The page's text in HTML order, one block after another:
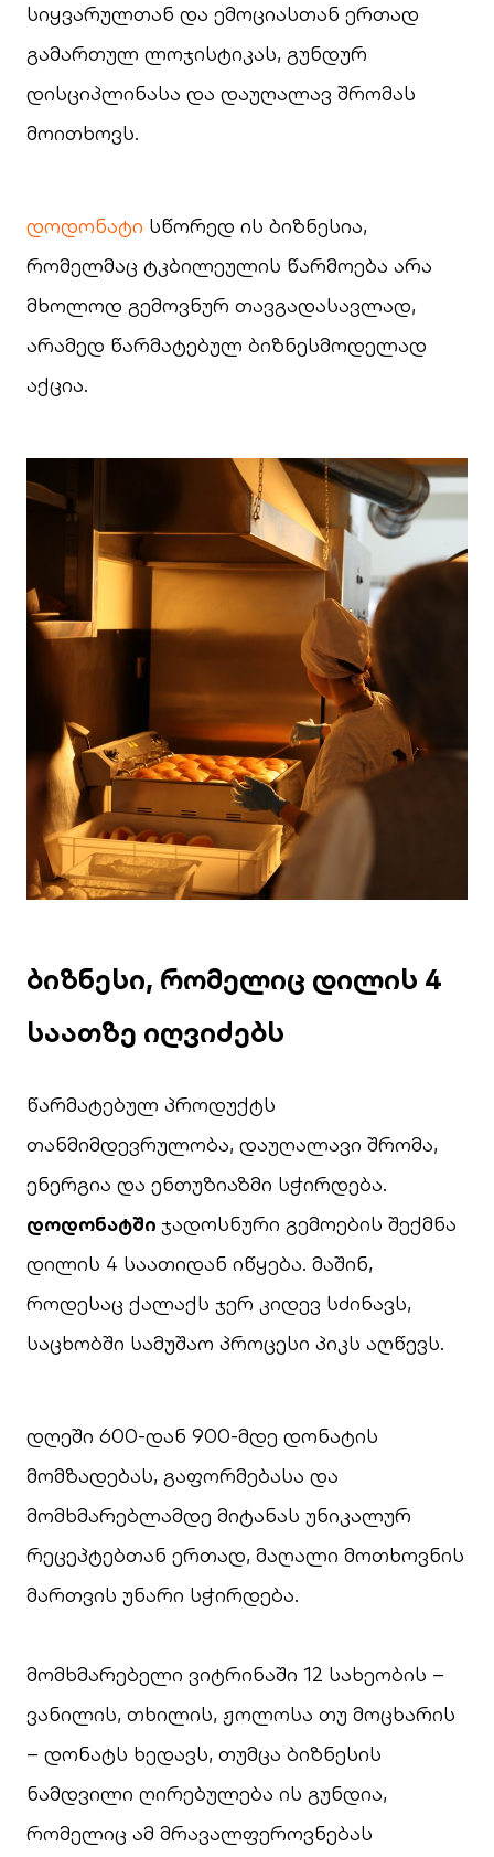
სიყვარულთან და ემოციასთან ერთად
გამართულ ლოჯისტიკას, გუნდურ
დისციპლინასა და დაუღალავ შრომას
მოითხოვს.
დოდონატი სწორედ ის ბიზნესია,
რომელმაც ტკბილეულის წარმოება არა
მხოლოდ გემოვნურ თავგადასავლად,
არამედ წარმატებულ ბიზნესმოდელად
აქცია.
ბიზნესი, რომელიც დილის 4
საათზე იღვიძებს
წარმატებულ პროდუქტს
თანმიმდევრულობა, დაუღალავი შრომა,
ენერგია და ენთუზიაზმი სჭირდება.
დოდონატში ჯადოსნური გემოების შექმნა
დილის 4 საათიდან იწყება. მაშინ,
როდესაც ქალაქს ჯერ კიდევ სძინავს,
საცხობში სამუშაო პროცესი პიკს აღწევს.
დღეში 600-დან 900-მდე დონატის
მომზადებას, გაფორმებასა და
მომხმარებლამდე მიტანას უნიკალურ
რეცეპტებთან ერთად, მაღალი მოთხოვნის
მართვის უნარი სჭირდება.
მომხმარებელი ვიტრინაში 12 სახეობის –
ვანილის, თხილის, ჟოლოსა თუ მოცხარის
– დონატს ხედავს, თუმცა ბიზნესის
ნამდვილი ღირებულება ის გუნდია,
რომელიც ამ მრავალფეროვნებას